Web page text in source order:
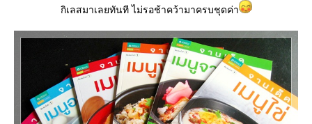
กิเลสมาเลยทันที ไม่รอช้าคว้ามาครบชุดค่า